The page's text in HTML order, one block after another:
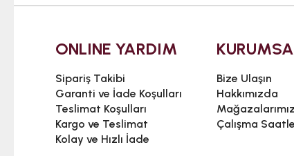
ONLINE YARDIM
Sipariş Takibi
Garanti ve İade Koşulları
Teslimat Koşulları
Kargo ve Teslimat
Kolay ve Hızlı İade
Bize Ulaşın
Hakkımızda
Mağazalarımız
Çalışma